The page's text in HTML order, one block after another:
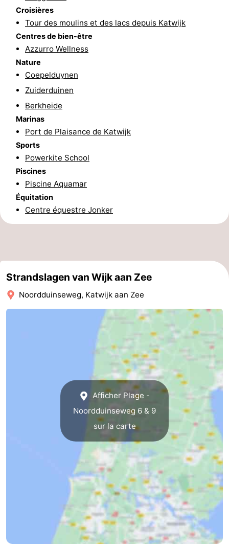
Nature
Hollands
Noordwijk
Katwijk
Scheveningen
Haye
Rotterdam
Rockanje
Météo
Contact
Croisières
Tour des moulins et des lacs depuis Katwijk
Centres de bien-être
Azzurro Wellness
Nature
Coepelduynen
Zuiderduinen
Berkheide
Marinas
Port de Plaisance de Katwijk
Sports
Powerkite School
Piscines
Piscine Aquamar
Équitation
Centre équestre Jonker
Strandslagen van Wijk aan Zee
Noordduinseweg, Katwijk aan Zee
Afficher Plage -
Noordduinseweg 6 & 9
sur la carte